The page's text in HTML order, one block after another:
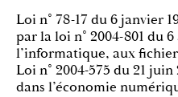
Loi n° 78-17 du 6 janvier
par la loi n° 2004-801 du
l’informatique, aux
Loi n° 2004-575 du 21
dans l’économie